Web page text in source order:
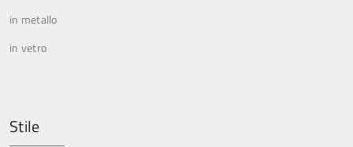
in metallo
in vetro
Stile